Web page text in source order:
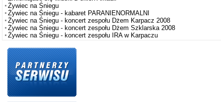
Żywiec na Śniegu
Żywiec na Śniegu - kabaret PARANIENORMALNI
Żywiec na Śniegu - koncert zespołu Dżem Karpacz 2008
Żywiec na Śniegu - koncert zespołu Dżem Szklarska 2008
Żywiec na Śniegu - koncert zespołu IRA w Karpaczu